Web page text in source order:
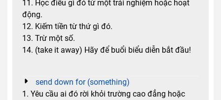
11. Học điều gì đó từ một trải nghiệm hoặc hoạt
động.
12. Kiếm tiền từ thứ gì đó.
13. Trừ một số.
14. (take it away) Hãy để buổi biểu diễn bắt đầu!
send down for (something)
1. Yêu cầu ai đó rời khỏi trường cao đẳng hoặc